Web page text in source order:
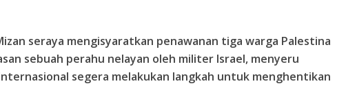
seraya mengisyaratkan penawanan tiga warga Palestina
sebuah perahu nelayan oleh militer Israel, menyeru
segera melakukan langkah untuk menghentikan